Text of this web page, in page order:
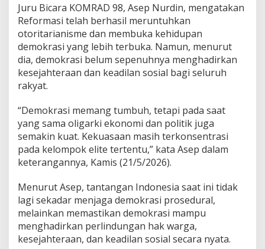
k
i
D
i
n
i
l
a
s
i
h
M
e
b
a
y
n
g
Juru Bicara KOMRAD 98, Asep Nurdin, mengatakan
Reformasi telah berhasil meruntuhkan
otoritarianisme dan membuka kehidupan
demokrasi yang lebih terbuka. Namun, menurut
dia, demokrasi belum sepenuhnya menghadirkan
kesejahteraan dan keadilan sosial bagi seluruh
rakyat.
“Demokrasi memang tumbuh, tetapi pada saat
yang sama oligarki ekonomi dan politik juga
semakin kuat. Kekuasaan masih terkonsentrasi
pada kelompok elite tertentu,” kata Asep dalam
keterangannya, Kamis (21/5/2026).
Menurut Asep, tantangan Indonesia saat ini tidak
lagi sekadar menjaga demokrasi prosedural,
melainkan memastikan demokrasi mampu
menghadirkan perlindungan hak warga,
kesejahteraan, dan keadilan sosial secara nyata.